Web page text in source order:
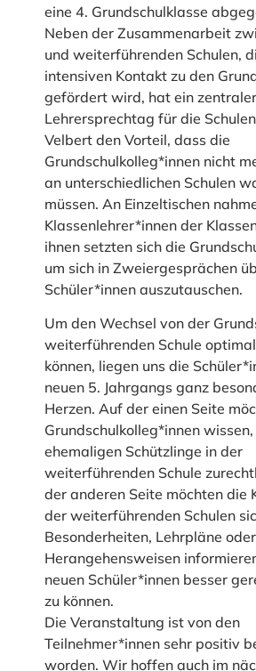
eine 4. Grundschulklasse
Neben der Zusammenarbeit
und weiterführenden Schulen,
intensiven Kontakt zu den
gefördert wird, hat ein zentraler
Lehrersprechtag für die
Velbert den Vorteil, dass die
Grundschulkolleg*innen nicht
an unterschiedlichen Schulen
müssen. An Einzeltischen
Klassenlehrer*innen der
ihnen setzten sich die
um sich in Zweiergesprächen
Schüler*innen auszutauschen.
Um den Wechsel von der
weiterführenden Schule
können, liegen uns die
neuen 5. Jahrgangs ganz
Herzen. Auf der einen Seite
Grundschulkolleg*innen
ehemaligen Schützlinge in der
weiterführenden Schule
der anderen Seite möchten die
der weiterführenden Schulen
Besonderheiten, Lehrpläne oder
Herangehensweisen
neuen Schüler*innen besser
zu können.
Die Veranstaltung ist von den
Teilnehmer*innen sehr positiv
worden. Wir hoffen auch im